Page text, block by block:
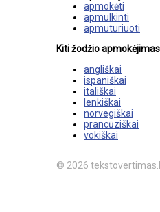
apmokėti
apmulkinti
apmuturiuoti
Kiti žodžio
angliškai
ispaniškai
itališkai
lenkiškai
norvegiškai
prancūziškai
vokiškai
© 2026